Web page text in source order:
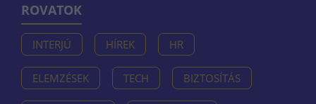
ROVATOK
INTERJÚ HÍREK HR
ELEMZÉSEK TECH BIZTOSÍTÁS